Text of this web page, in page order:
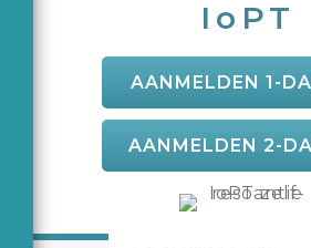
IoPT
AANMELDEN 1-
AANMELDEN 2-